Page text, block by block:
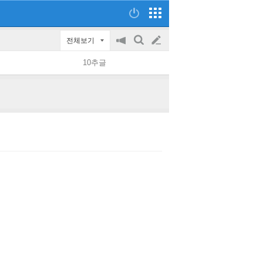
전체보기
공
on/off
검
글
쓰
10추글